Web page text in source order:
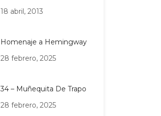
18 abril, 2013
Homenaje a Hemingway
28 febrero, 2025
34 – Muñequita De Trapo
28 febrero, 2025